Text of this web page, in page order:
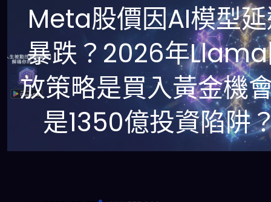
Meta股價因AI模型
暴跌？2026年
放策略是買入黃金機
是1350億投資陷阱